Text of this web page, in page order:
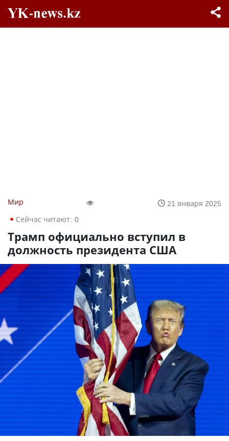
Мир
21 января 2025
Сейчас читают: 0
Трамп официально вступил в
должность президента США